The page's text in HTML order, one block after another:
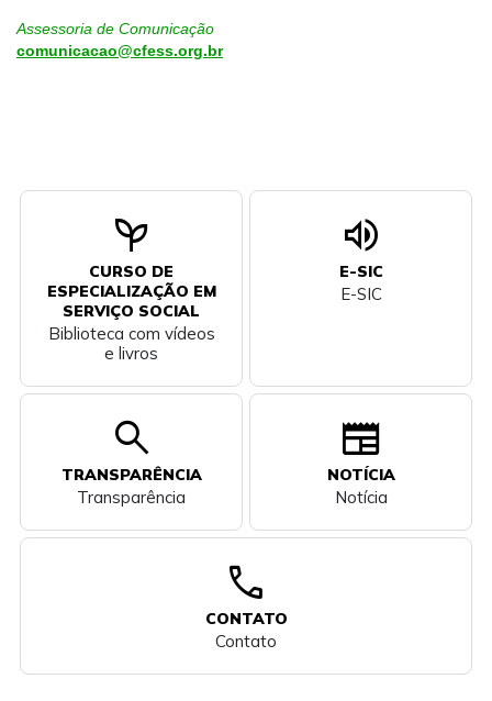
Assessoria de Comunicação
comunicacao@cfess.org.br
psychiatry
CURSO DE
ESPECIALIZAÇÃO EM
SERVIÇO SOCIAL
Biblioteca com vídeos
e livros
volume_up
E-SIC
E-SIC
search
TRANSPARÊNCIA
Transparência
newspaper
NOTÍCIA
Notícia
call
CONTATO
Contato